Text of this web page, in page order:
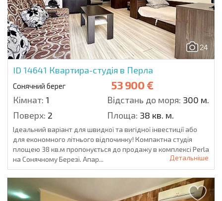
24
ID 14641 Квартира-студія в Перла
Сонячний берег 53 900 €
Кімнат: 1 Відстань до моря: 300 м.
Поверх: 2 Площа: 38 кв. м.
Ідеальний варіант для швидкої та вигідної інвестиції або
для економного літнього відпочинку! Компактна студія
площею 38 кв.м пропонується до продажу в комплексі Perla
на Сонячному Березі. Апар...
Детальніше